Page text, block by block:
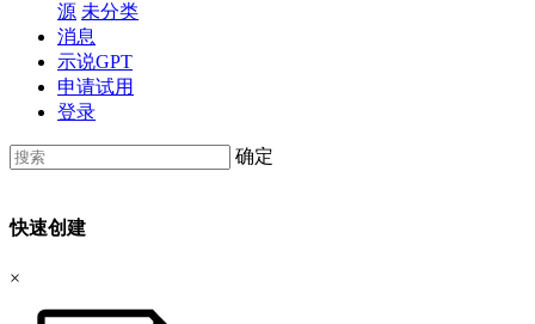
源 未分类
消息
示说GPT
申请试用
登录
确定
快速创建
×